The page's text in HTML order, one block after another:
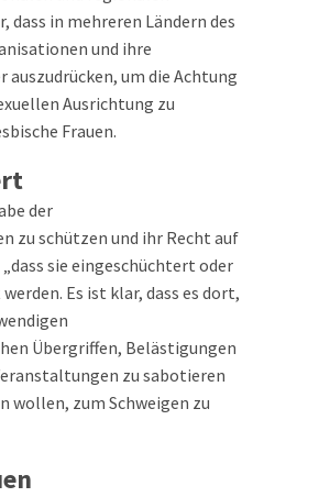
in mehreren Ländern des
und ihre
um die Achtung
Ausrichtung zu
Frauen.
der
zu schützen und ihr Recht auf
sie eingeschüchtert oder
Es ist klar, dass es dort,
Übergriffen, Belästigungen
zu sabotieren
wollen, zum Schweigen zu